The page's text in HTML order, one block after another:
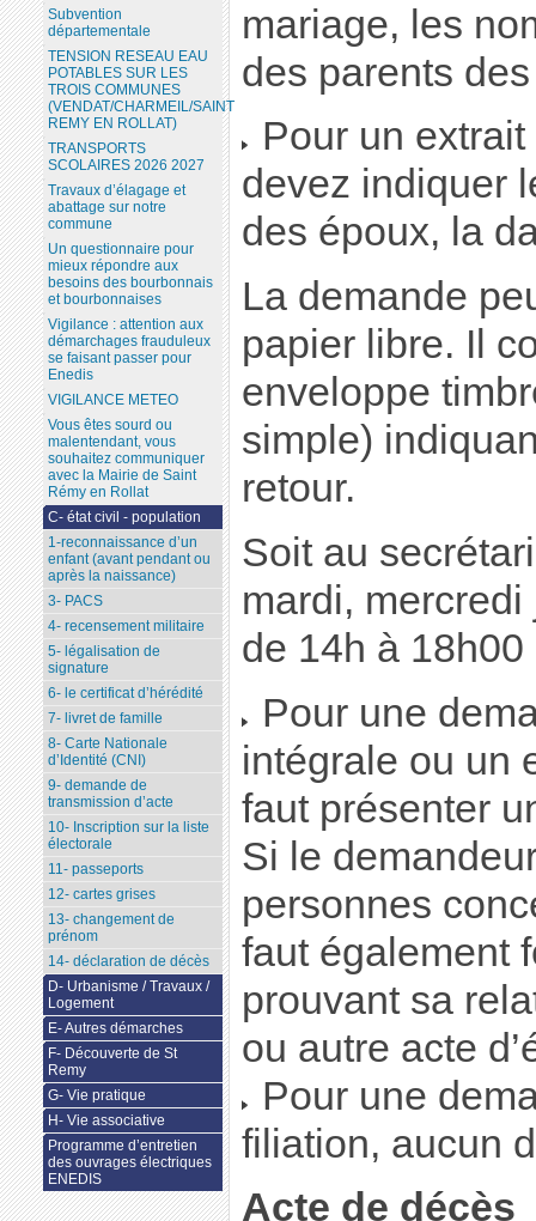
mariage, les
des parents
Pour un
devez indiquer
des époux, la
La demande
papier libre. Il
enveloppe
simple)
retour.
Soit au
mardi,
de 14h à 18h00
Pour une
intégrale ou un
faut présenter
Si le
personnes
faut également
prouvant sa
ou autre acte
Pour une
filiation, aucun
Acte de décès
Subvention
départementale
TENSION RESEAU EAU
POTABLES SUR LES
TROIS COMMUNES
(VENDAT/CHARMEIL/SAINT
REMY EN ROLLAT)
TRANSPORTS
SCOLAIRES 2026 2027
Travaux d’élagage et
abattage sur notre
commune
Un questionnaire pour
mieux répondre aux
besoins des bourbonnais
et bourbonnaises
Vigilance : attention aux
démarchages frauduleux
se faisant passer pour
Enedis
VIGILANCE METEO
Vous êtes sourd ou
malentendant, vous
souhaitez communiquer
avec la Mairie de Saint
Rémy en Rollat
C- état civil - population
1-reconnaissance d’un
enfant (avant pendant ou
après la naissance)
3- PACS
4- recensement militaire
5- légalisation de
signature
6- le certificat d’hérédité
7- livret de famille
8- Carte Nationale
d’Identité (CNI)
9- demande de
transmission d’acte
10- Inscription sur la liste
électorale
11- passeports
12- cartes grises
13- changement de
prénom
14- déclaration de décès
D- Urbanisme / Travaux /
Logement
E- Autres démarches
F- Découverte de St
Remy
G- Vie pratique
H- Vie associative
Programme d’entretien
des ouvrages électriques
ENEDIS